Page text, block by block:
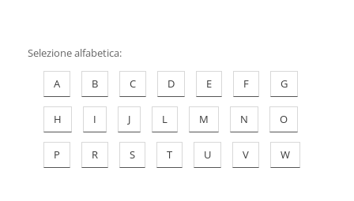
Selezione alfabetica:
A B C D E F G
H I J L M N O
P R S T U V W